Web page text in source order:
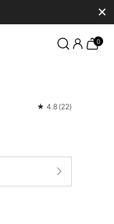
✕
0
★ 4.8 (22)